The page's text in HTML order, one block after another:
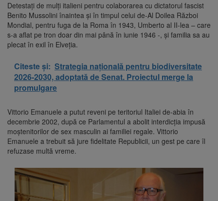
Detestaţi de mulţi italieni pentru colaborarea cu dictatorul fascist
Benito Mussolini înaintea şi în timpul celui de-Al Doilea Război
Mondial, pentru fuga de la Roma în 1943, Umberto al II-lea – care
s-a aflat pe tron doar din mai până în iunie 1946 -, şi familia sa au
plecat în exil în Elveţia.
Citeste și: Strategia națională pentru biodiversitate
2026-2030, adoptată de Senat. Proiectul merge la
promulgare
Vittorio Emanuele a putut reveni pe teritoriul Italiei de-abia în
decembrie 2002, după ce Parlamentul a abolit interdicţia impusă
moştenitorilor de sex masculin ai familiei regale. Vittorio
Emanuele a trebuit să jure fidelitate Republicii, un gest pe care îl
refuzase multă vreme.